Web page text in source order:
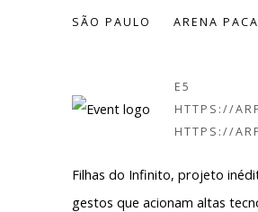
SÃO PAULO ARENA
E5
HTTPS://
HTTPS://
Filhas do Infinito, projeto
gestos que acionam altas